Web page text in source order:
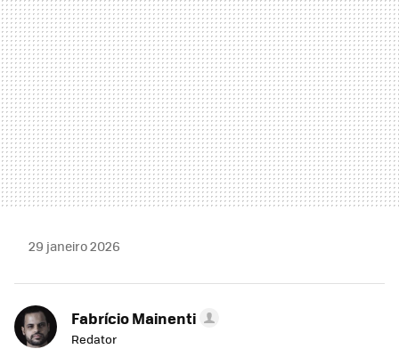
29 janeiro 2026
Fabrício Mainenti
Redator